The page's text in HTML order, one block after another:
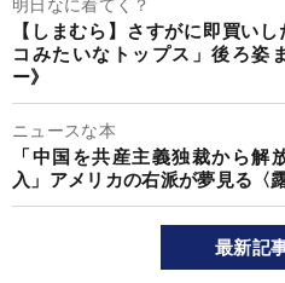
【しまむら】さすがに即買い
コみたいなトップス」後ろ姿
ー》
ニュースな本
「中国を共産主義独裁から
入」アメリカの右派が夢見る〈
最新記